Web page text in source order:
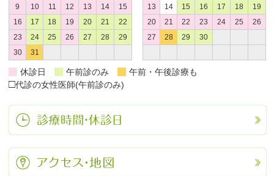
9
10 11 12 13 14
15
16
17 18 19 20 21
22
23
24 25 26 27 28
29
30
31
13
14 15 16 17 18
19
20
21 22 23 24 25
26
27
28 29 30
休診日 午前診のみ 午前・午後診療も
□代診の女性医師(午前診のみ)